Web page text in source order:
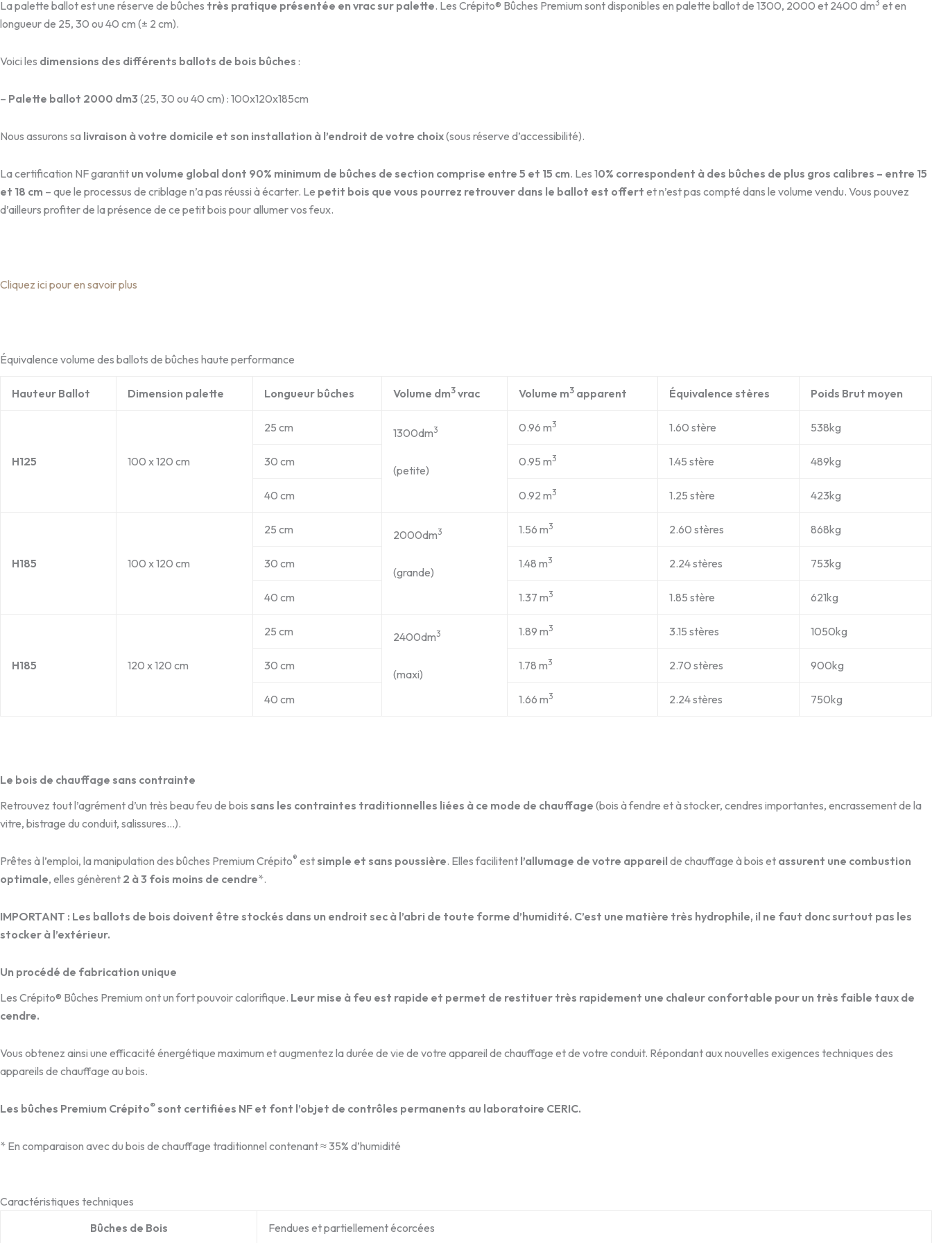
La palette ballot est une réserve de bûches très pratique présentée en vrac sur palette. Les Crépito® Bûches Premium sont disponibles en palette ballot de 1300, 2000 et 2400 dm3 et en
longueur de 25, 30 ou 40 cm (± 2 cm).
Voici les dimensions des différents ballots de bois bûches :
– Palette ballot 2000 dm3 (25, 30 ou 40 cm) : 100x120x185cm
Nous assurons sa livraison à votre domicile et son installation à l’endroit de votre choix(sous réserve d’accessibilité).
La certification NF garantit un volume global dont 90% minimum de bûches de section comprise entre 5 et 15 cm. Les 10% correspondent à des bûches de plus gros calibres – entre 15
et 18 cm – que le processus de criblage n’a pas réussi à écarter. Le petit bois que vous pourrez retrouver dans le ballot est offert et n’est pas compté dans le volume vendu. Vous pouvez
d’ailleurs profiter de la présence de ce petit bois pour allumer vos feux.
Cliquez ici pour en savoir plus
Équivalence volume des ballots de bûches haute performance
Hauteur Ballot Dimension palette Longueur bûches Volume dm3 vrac Volume m3 apparent Équivalence stères Poids Brut moyen
H125 100 x 120 cm
25 cm 1300dm3
(petite)
0.96 m3 1.60 stère 538kg
30 cm 0.95 m3 1.45 stère 489kg
40 cm 0.92 m3 1.25 stère 423kg
H185 100 x 120 cm
25 cm 2000dm3
(grande)
1.56 m3 2.60 stères 868kg
30 cm 1.48 m3 2.24 stères 753kg
40 cm 1.37 m3 1.85 stère 621kg
H185 120 x 120 cm
25 cm 2400dm3
(maxi)
1.89 m3 3.15 stères 1050kg
30 cm 1.78 m3 2.70 stères 900kg
40 cm 1.66 m3 2.24 stères 750kg
Le bois de chauffage sans contrainte
Retrouvez tout l’agrément d’un très beau feu de bois sans les contraintes traditionnelles liées à ce mode de chauffage (bois à fendre et à stocker, cendres importantes, encrassement de la
vitre, bistrage du conduit, salissures…).
Prêtes à l’emploi, la manipulation des bûches Premium Crépito® estsimple et sans poussière. Elles facilitent l’allumage de votre appareil de chauffage à bois et assurent une combustion
optimale, elles génèrent 2 à 3 fois moins de cendre*.
IMPORTANT : Les ballots de bois doivent être stockés dans un endroit sec à l’abri de toute forme d’humidité. C’est une matière très hydrophile, il ne faut donc surtout pas les
stocker à l’extérieur.
Un procédé de fabrication unique
Les Crépito® Bûches Premium ont un fort pouvoir calorifique. Leur mise à feu est rapide et permet de restituer très rapidement une chaleur confortable pour un très faible taux de
cendre.
Vous obtenez ainsi une efficacité énergétique maximum et augmentez la durée de vie de votre appareil de chauffage et de votre conduit. Répondant aux nouvelles exigences techniques des
appareils de chauffage au bois.
Les bûches Premium Crépito® sont certifiées NF et font l’objet de contrôles permanents au laboratoire CERIC.
* En comparaison avec du bois de chauffage traditionnel contenant ≈ 35% d’humidité
Caractéristiques techniques
Bûches de Bois
Fendues et partiellement écorcées